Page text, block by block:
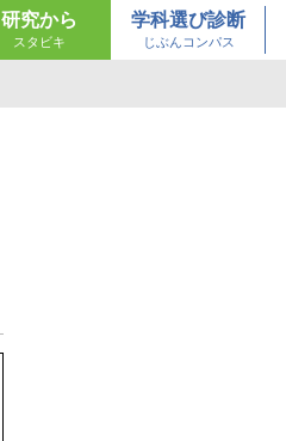
研究から
スタビキ
学科選び診断
じぶんコンパス